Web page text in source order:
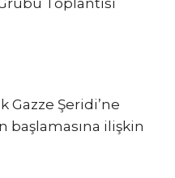
Gazze Şeridi’ne
başlamasına ilişkin